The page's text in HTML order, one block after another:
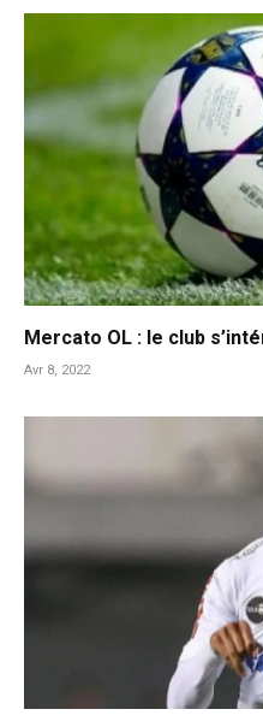
Mercato OL : le club
Avr 8, 2022